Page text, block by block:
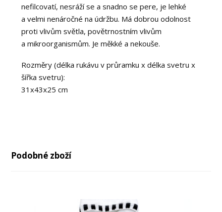
nefilcovatí, nesráží se a snadno se pere, je lehké
a velmi nenáročné na údržbu. Má dobrou odolnost
proti vlivům světla, povětrnostním vlivům
a mikroorganismům. Je měkké a nekouše.
Rozměry (délka rukávu v průramku x délka svetru x
šířka svetru):
31x43x25 cm
Podobné zboží